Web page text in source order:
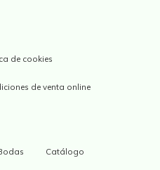
de cookies
de venta online
Catálogo